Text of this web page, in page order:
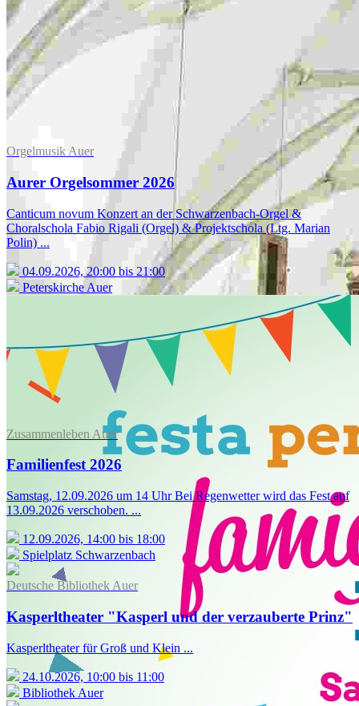
Orgelmusik Auer
Aurer Orgelsommer 2026
Canticum novum Konzert an der Schwarzenbach-Orgel &
Choralschola Fabio Rigali (Orgel) & Projektschola (Ltg. Marian
Polin) ...
04.09.2026, 20:00 bis 21:00
Peterskirche Auer
Zusammenleben Auer
Familienfest 2026
Samstag, 12.09.2026 um 14 Uhr Bei Regenwetter wird das Fest auf
13.09.2026 verschoben. ...
12.09.2026, 14:00 bis 18:00
Spielplatz Schwarzenbach
Deutsche Bibliothek Auer
Kasperltheater "Kasperl und der verzauberte Prinz"
Kasperltheater für Groß und Klein ...
24.10.2026, 10:00 bis 11:00
Bibliothek Auer